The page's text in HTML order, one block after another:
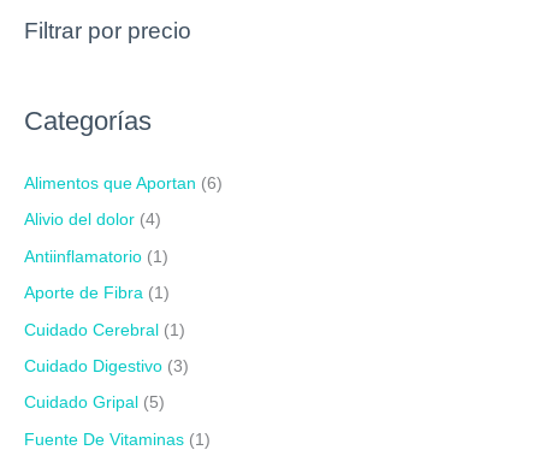
Filtrar por precio
Categorías
Alimentos que Aportan (6)
Alivio del dolor (4)
Antiinflamatorio (1)
Aporte de Fibra (1)
Cuidado Cerebral (1)
Cuidado Digestivo (3)
Cuidado Gripal (5)
Fuente De Vitaminas (1)